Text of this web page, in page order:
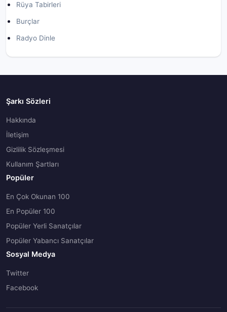
Rüya Tabirleri
Burçlar
Radyo Dinle
Şarkı Sözleri
Hakkında
İletişim
Gizlilik Sözleşmesi
Kullanım Şartları
Popüler
En Çok Okunan 100
En Popüler 100
Popüler Yerli Sanatçılar
Popüler Yabancı Sanatçılar
Sosyal Medya
Twitter
Facebook